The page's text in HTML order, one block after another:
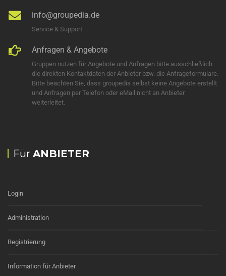
info@groupedia.de
Service & Support
Anfragen & Angebote
Gruppen nutzen für Angebote und Anfragen bitte ausschließlich
die direkten Kontaktdaten der Anbieter bzw. die Anfrageformulare.
Bitte beachten Sie, dass groupedia selbst keine Angebote erstellt
und Anfragen per Telefon oder eMail nicht an Anbieter
weiterleitet.
Für ANBIETER
Login
Administration
Registrierung
Information für Anbieter